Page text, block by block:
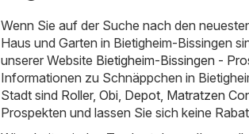
Wenn Sie auf der Suche nach den
Haus und Garten in Bietigheim-Bissingen
unserer Website Bietigheim-Bissingen -
Informationen zu Schnäppchen in
Stadt sind Roller, Obi, Depot, Matratzen
Prospekten und lassen Sie sich keine